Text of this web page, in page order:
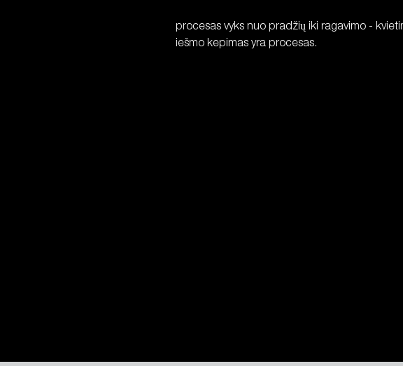
procesas vyks nuo pradžių iki ragavimo -
iešmo kepimas yra procesas.